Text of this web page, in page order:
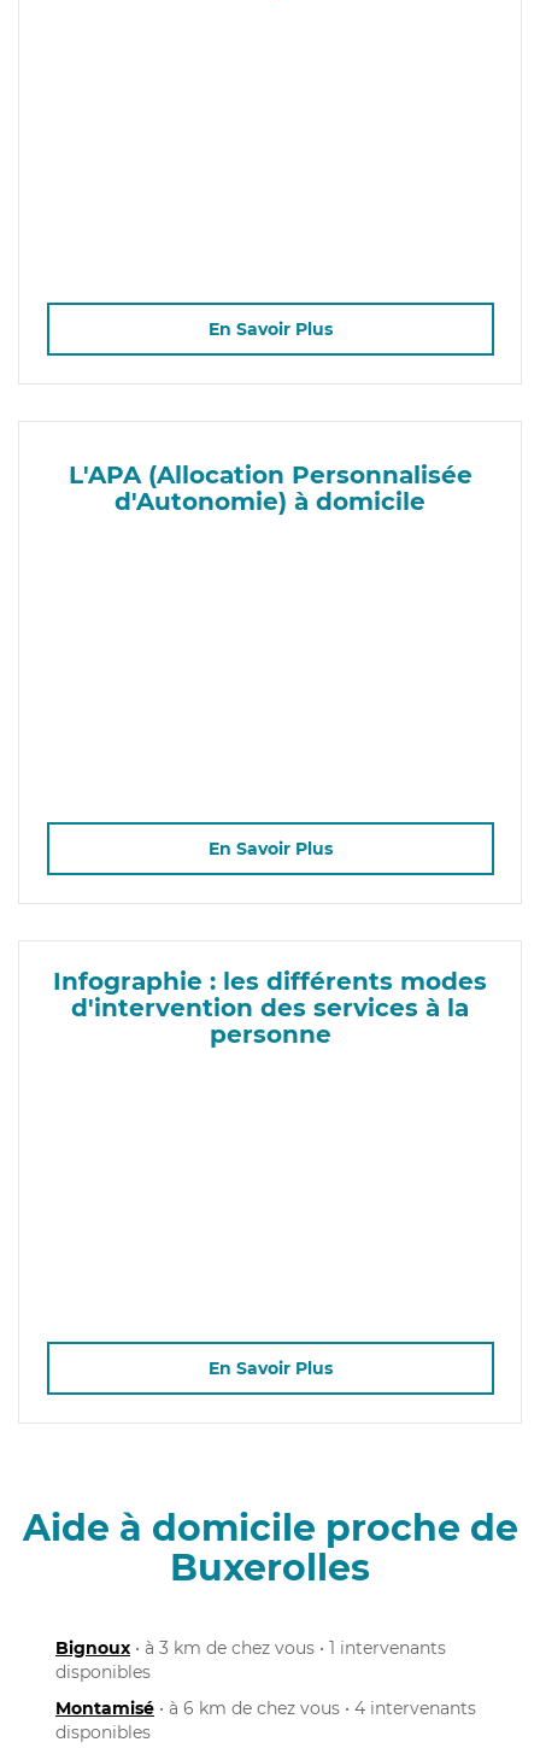
En Savoir Plus
L'APA (Allocation Personnalisée
d'Autonomie) à domicile
En Savoir Plus
Infographie : les différents modes
d'intervention des services à la
personne
En Savoir Plus
Aide à domicile proche de
Buxerolles
Bignoux • à 3 km de chez vous • 1 intervenants
disponibles
Montamisé • à 6 km de chez vous • 4 intervenants
disponibles